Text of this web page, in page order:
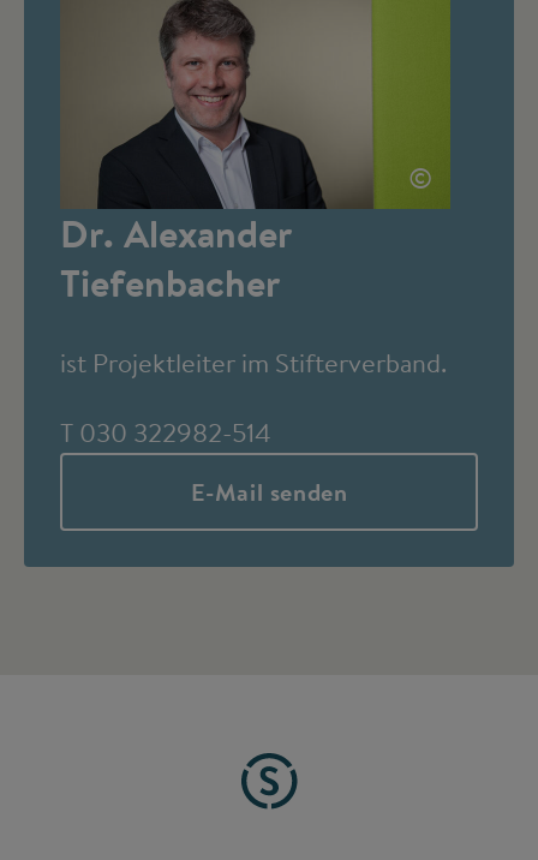
©
Dr. Alexander
Tiefenbacher
ist Projektleiter im Stifterverband.
T 030 322982-514
E-Mail senden